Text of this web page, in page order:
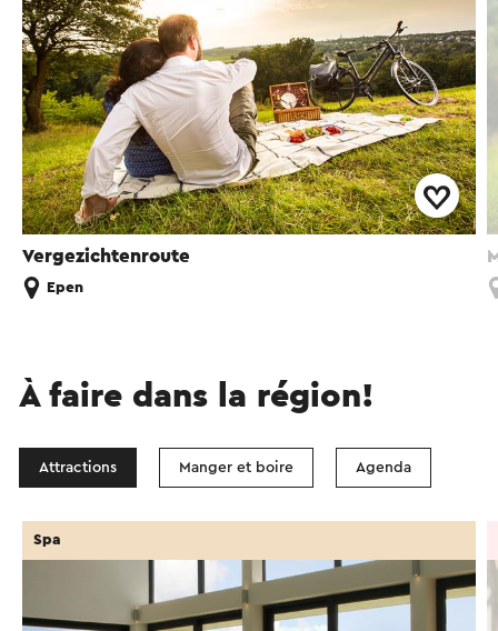
Vergezichtenroute
Epen
À faire dans la région!
Attractions Manger et boire Agenda
Spa